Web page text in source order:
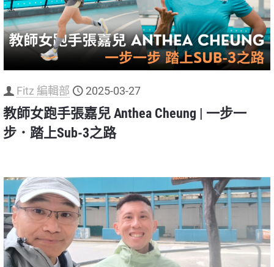
Fitz 編輯部 2025-03-27
教師女跑手張嘉兒 Anthea Cheung | 一步一
步．踏上Sub-3之路